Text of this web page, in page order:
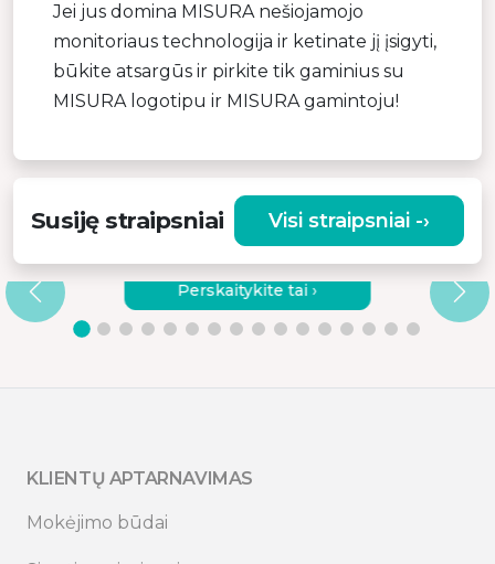
Jei jus domina MISURA nešiojamojo
monitoriaus technologija ir ketinate jį įsigyti,
būkite atsargūs ir pirkite tik gaminius su
MISURA logotipu ir MISURA gamintoju!
Susiję straipsniai Visi straipsniai -›
KODĖL VERTA RINKTIS KOKYBIŠKĄ
VIBRACINĮ MASAŽUOKLĮ?
Perskaitykite tai ›
KLIENTŲ APTARNAVIMAS
Mokėjimo būdai